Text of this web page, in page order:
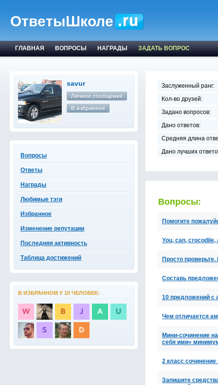
ОтветыШколе
ГЛАВНАЯ ВОПРОСЫ НАГРАДЫ ЗАДАТЬ ВОПРОС
savur
Личное сообщение
В избранное
Вопросы
Ответы
Награды
Любимые тэги
Избранное
Изменение репутации
Последняя активность
Таблица достижений
В ИЗБРАННОМ У 10 ЧЕЛОВЕК:
Заслуженный ранг:
Кол-во друзей:
Задано вопросов:
Дано ответов:
Средняя длина
Дано лучших
Вопросы:
Помогите
You, can,
Просто
Cоставь
10 предложений с
Чем отличается
Мини-сочинение
себя ими»
2 класс
Запишите